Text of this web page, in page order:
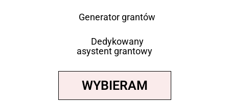
Generator grantów
Dedykowany
asystent grantowy
WYBIERAM